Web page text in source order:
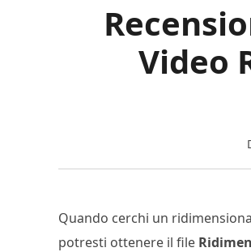
Video
Quando cerchi un
potresti ottenere il file